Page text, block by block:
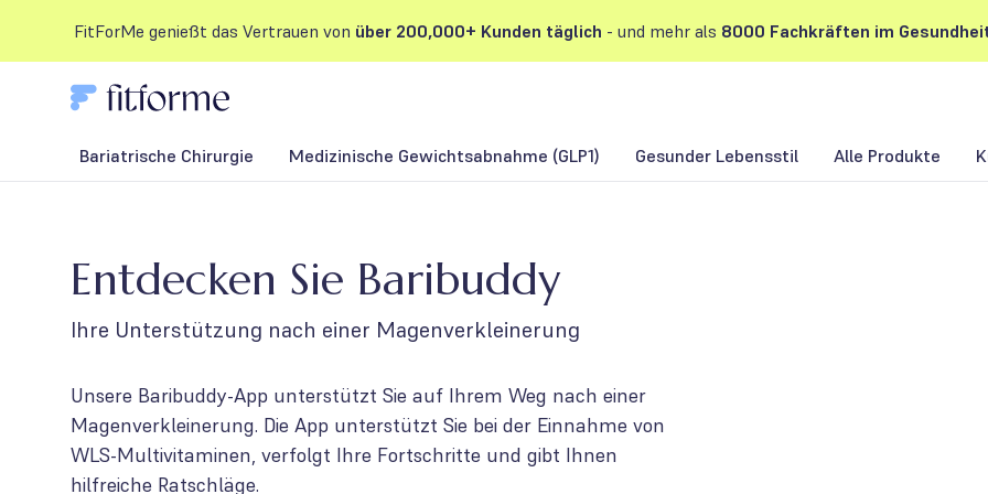
FitForMe genießt das Vertrauen von über 200,000+ Kunden täglich - und mehr als 8000 Fachkräften im
Bariatrische Chirurgie Medizinische Gewichtsabnahme (GLP1) Gesunder Lebensstil Alle Produkte
Entdecken Sie Baribuddy
Ihre Unterstützung nach einer Magenverkleinerung
Unsere Baribuddy-App unterstützt Sie auf Ihrem Weg nach einer
Magenverkleinerung. Die App unterstützt Sie bei der Einnahme von
WLS-Multivitaminen, verfolgt Ihre Fortschritte und gibt Ihnen
hilfreiche Ratschläge.